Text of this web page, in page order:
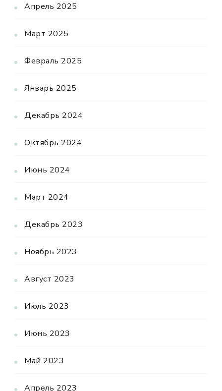
Апрель 2025
Март 2025
Февраль 2025
Январь 2025
Декабрь 2024
Октябрь 2024
Июнь 2024
Март 2024
Декабрь 2023
Ноябрь 2023
Август 2023
Июль 2023
Июнь 2023
Май 2023
Апрель 2023